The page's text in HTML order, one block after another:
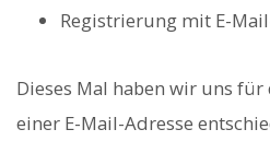
Registrierung mit E-
Dieses Mal haben wir uns
einer E-Mail-Adresse